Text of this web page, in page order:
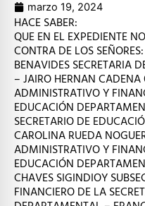
marzo 19, 2024
HACE SABER:
QUE EN EL EXPEDIENTE
CONTRA DE LOS
BENAVIDES SECRETARIA
– JAIRO HERNAN CADENA
ADMINISTRATIVO Y
EDUCACIÓN
SECRETARIO DE
CAROLINA RUEDA
ADMINISTRATIVO Y
EDUCACIÓN
CHAVES SIGINDIOY
FINANCIERO DE LA